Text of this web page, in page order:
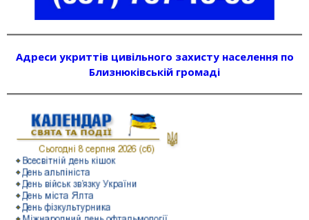
Адреси укриттів цивільного захисту населення по
Близнюківській громаді